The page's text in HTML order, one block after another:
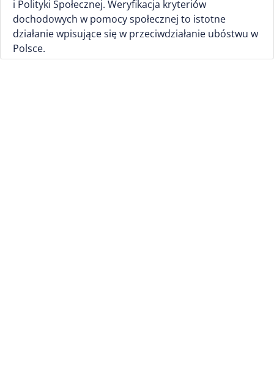
i Polityki Społecznej. Weryfikacja kryteriów
dochodowych w pomocy społecznej to istotne
działanie wpisujące się w przeciwdziałanie ubóstwu w
Polsce.